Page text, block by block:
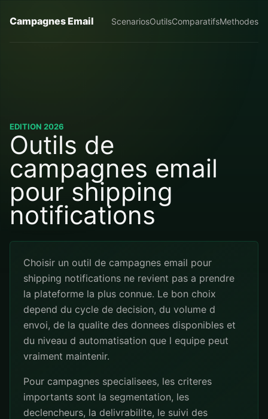
Campagnes Email ScenariosOutilsComparatifsMethodes
EDITION 2026
Outils de
campagnes email
pour shipping
notifications
Choisir un outil de campagnes email pour
shipping notifications ne revient pas a prendre
la plateforme la plus connue. Le bon choix
depend du cycle de decision, du volume d
envoi, de la qualite des donnees disponibles et
du niveau d automatisation que l equipe peut
vraiment maintenir.
Pour campagnes specialisees, les criteres
importants sont la segmentation, les
declencheurs, la delivrabilite, le suivi des